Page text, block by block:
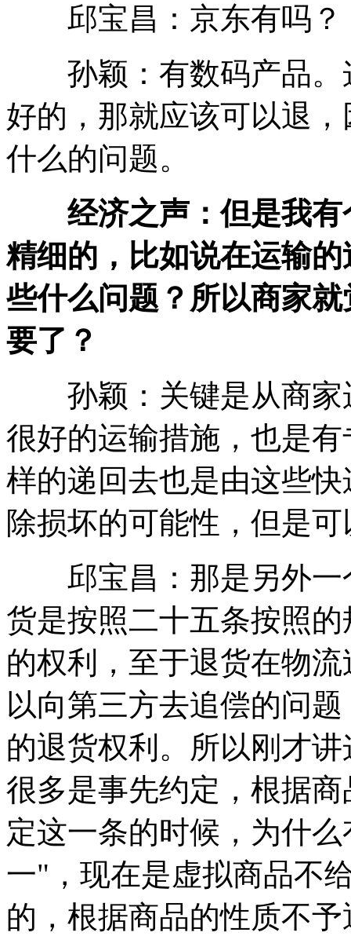
邱宝昌：京东有吗？
孙颖：有数码产品。
好的，那就应该可以退
什么的问题。
经济之声：但是我
精细的，比如说在运输
些什么问题？所以商家
要了？
孙颖：关键是从商家
很好的运输措施，也是
样的递回去也是由这些
除损坏的可能性，但是
邱宝昌：那是另外一
货是按照二十五条按照
的权利，至于退货在物
以向第三方去追偿的问
的退货权利。所以刚才
很多是事先约定，根据
定这一条的时候，为什
一"，现在是虚拟商品不
的，根据商品的性质不